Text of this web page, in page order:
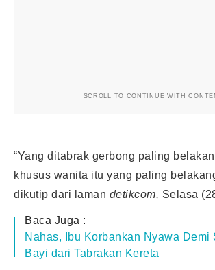
SCROLL TO CONTINUE WITH
“Yang ditabrak gerbong paling
khusus wanita itu yang paling
dikutip dari laman detikcom, Selasa
Baca Juga :
Nahas, Ibu Korbankan Nyawa Demi
Bayi dari Tabrakan Kereta